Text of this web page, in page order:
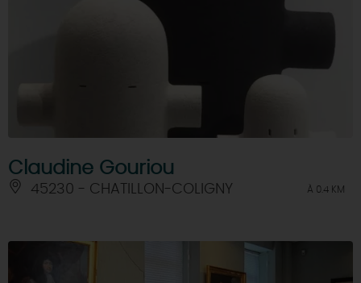
Claudine Gouriou
45230 - CHATILLON-COLIGNY À 0.4 KM